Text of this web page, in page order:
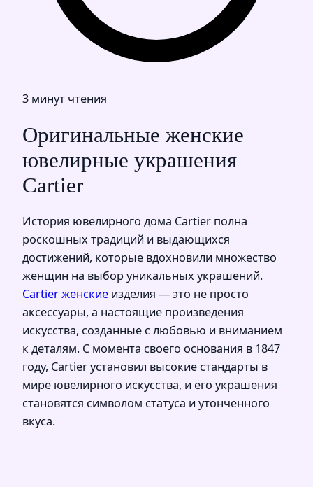
3 минут чтения
Оригинальные женские
ювелирные украшения
Cartier
История ювелирного дома Cartier полна
роскошных традиций и выдающихся
достижений, которые вдохновили множество
женщин на выбор уникальных украшений.
Cartier женские изделия — это не просто
аксессуары, а настоящие произведения
искусства, созданные с любовью и вниманием
к деталям. С момента своего основания в 1847
году, Cartier установил высокие стандарты в
мире ювелирного искусства, и его украшения
становятся символом статуса и утонченного
вкуса.